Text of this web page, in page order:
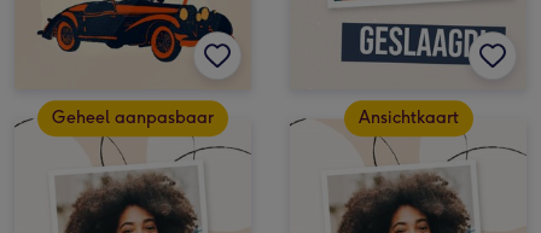
Geheel aanpasbaar Ansichtkaart